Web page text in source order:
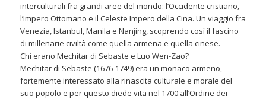
interculturali fra grandi aree del mondo: l’Occidente cristiano,
l’Impero Ottomano e il Celeste Impero della Cina. Un viaggio fra
Venezia, Istanbul, Manila e Nanjing, scoprendo così il fascino
di millenarie civiltà come quella armena e quella cinese.
Chi erano Mechitar di Sebaste e Luo Wen-Zao?
Mechitar di Sebaste (1676-1749) era un monaco armeno,
fortemente interessato alla rinascita culturale e morale del
suo popolo e per questo diede vita nel 1700 all’Ordine dei